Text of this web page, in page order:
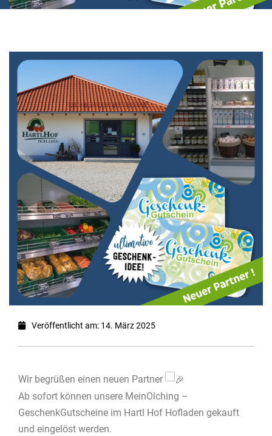
Veröffentlicht am: 14. März 2025
Wir begrüßen einen neuen Partner
Ab sofort können unsere MeinOlching –
GeschenkGutscheine im Hartl Hof Hofladen gekauft
und eingelöst werden.